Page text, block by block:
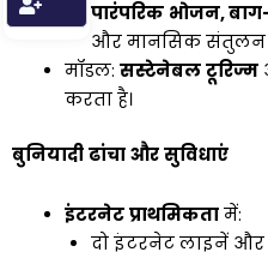
पारंपरिक भोजन,बाग
और मानसिक संतुलन
मॉडल: सस्टेनेबल टूरिज्म
करता है।
बुनियादी ढांचा और सुविधाएं
इंटरनेट प्राथमिकतामें:
दो इंटरनेट लाइनें और